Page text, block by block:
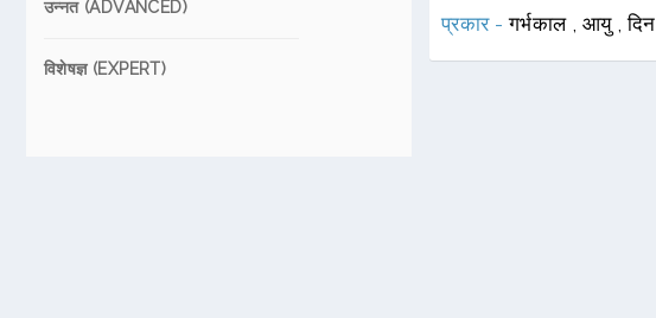
उन्नत (ADVANCED)
विशेषज्ञ (EXPERT)
प्रकार -गर्भकाल , आयु ,दिन